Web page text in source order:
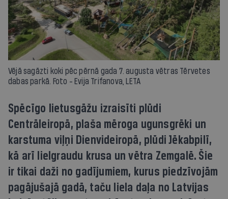
Vējā sagāzti koki pēc pērnā gada 7. augusta vētras Tērvetes
dabas parkā. Foto - Evija Trifanova, LETA
Spēcīgo lietusgāžu izraisīti plūdi
Centrāleiropā, plaša mēroga ugunsgrēki un
karstuma viļņi Dienvideiropā, plūdi Jēkabpilī,
kā arī lielgraudu krusa un vētra Zemgalē. Šie
ir tikai daži no gadījumiem, kurus piedzīvojām
pagājušajā gadā, taču liela daļa no Latvijas